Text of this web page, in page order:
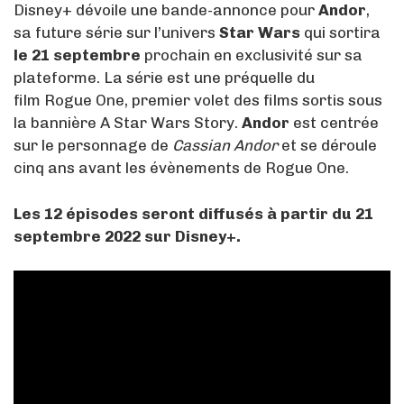
Disney+ dévoile une bande-annonce pour Andor,
sa future série sur l’univers Star Wars qui sortira
le 21 septembre prochain en exclusivité sur sa
plateforme. La série est une préquelle du
film Rogue One, premier volet des films sortis sous
la bannière A Star Wars Story. Andor est centrée
sur le personnage de Cassian Andoret se déroule
cinq ans avant les évènements de Rogue One.
Les 12 épisodes seront diffusés à partir du 21
septembre 2022 sur Disney+.